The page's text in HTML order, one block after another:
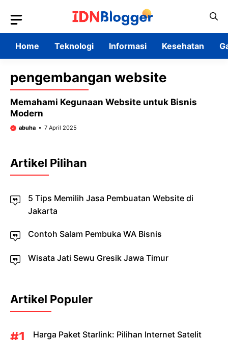
content
Home
Teknologi Informasi Kesehatan
pengembangan website
Memahami Kegunaan Website untuk Bisnis
Modern
abuha 7 April 2025
Artikel Pilihan
5 Tips Memilih Jasa Pembuatan Website di
Jakarta
Contoh Salam Pembuka WA Bisnis
Wisata Jati Sewu Gresik Jawa Timur
Artikel Populer
Harga Paket Starlink: Pilihan Internet Satelit